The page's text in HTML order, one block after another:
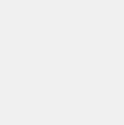
、ご安心ください